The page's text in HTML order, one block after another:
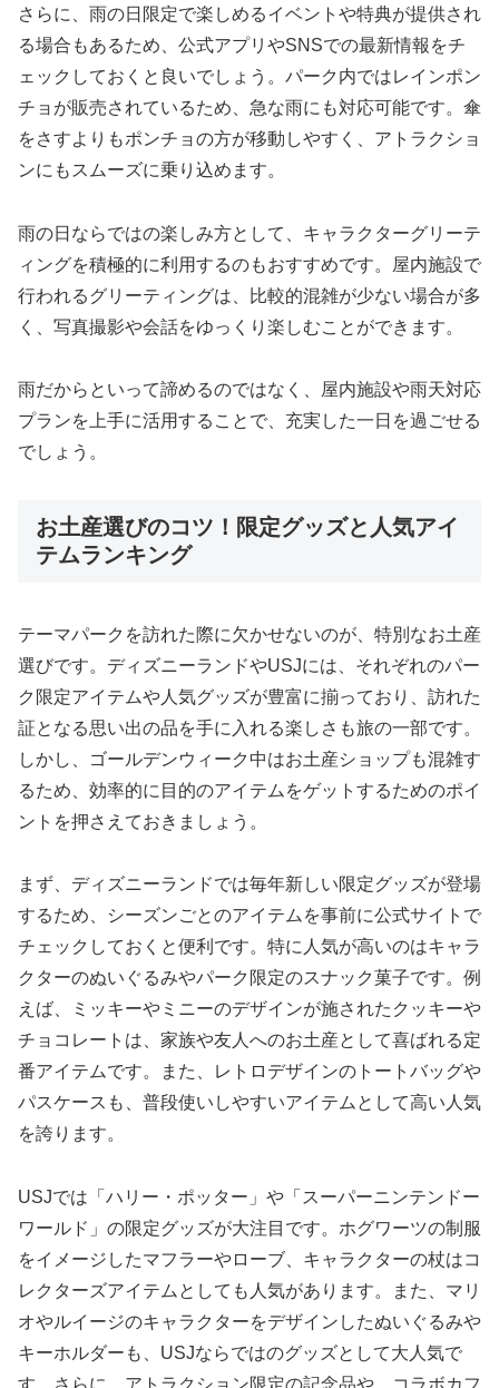
さらに、雨の日限定で楽しめるイベントや特典が提供され
る場合もあるため、公式アプリやSNSでの最新情報をチ
ェックしておくと良いでしょう。パーク内ではレインポン
チョが販売されているため、急な雨にも対応可能です。傘
をさすよりもポンチョの方が移動しやすく、アトラクショ
ンにもスムーズに乗り込めます。
雨の日ならではの楽しみ方として、キャラクターグリーテ
ィングを積極的に利用するのもおすすめです。屋内施設で
行われるグリーティングは、比較的混雑が少ない場合が多
く、写真撮影や会話をゆっくり楽しむことができます。
雨だからといって諦めるのではなく、屋内施設や雨天対応
プランを上手に活用することで、充実した一日を過ごせる
でしょう。
お土産選びのコツ！限定グッズと人気アイ
テムランキング
テーマパークを訪れた際に欠かせないのが、特別なお土産
選びです。ディズニーランドやUSJには、それぞれのパー
ク限定アイテムや人気グッズが豊富に揃っており、訪れた
証となる思い出の品を手に入れる楽しさも旅の一部です。
しかし、ゴールデンウィーク中はお土産ショップも混雑す
るため、効率的に目的のアイテムをゲットするためのポイ
ントを押さえておきましょう。
まず、ディズニーランドでは毎年新しい限定グッズが登場
するため、シーズンごとのアイテムを事前に公式サイトで
チェックしておくと便利です。特に人気が高いのはキャラ
クターのぬいぐるみやパーク限定のスナック菓子です。例
えば、ミッキーやミニーのデザインが施されたクッキーや
チョコレートは、家族や友人へのお土産として喜ばれる定
番アイテムです。また、レトロデザインのトートバッグや
パスケースも、普段使いしやすいアイテムとして高い人気
を誇ります。
USJでは「ハリー・ポッター」や「スーパーニンテンドー
ワールド」の限定グッズが大注目です。ホグワーツの制服
をイメージしたマフラーやローブ、キャラクターの杖はコ
レクターズアイテムとしても人気があります。また、マリ
オやルイージのキャラクターをデザインしたぬいぐるみや
キーホルダーも、USJならではのグッズとして大人気で